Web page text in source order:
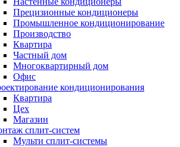
Прецизионные кондиционеры
Промышленное кондиционирование
Производство
Квартира
Частный дом
Многоквартирный дом
Офис
кондиционирования
Квартира
Цех
Магазин
сплит-систем
Мульти сплит-системы